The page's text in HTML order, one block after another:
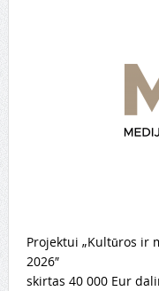
Projektui „Kultūros ir
2026″
skirtas 40 000 Eur